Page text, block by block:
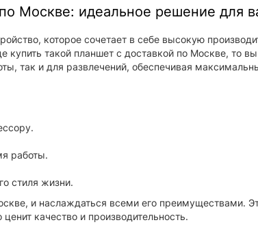
Москве: идеальное решение для
которое сочетает в себе высокую
такой планшет с доставкой по Москве, то
так и для развлечений, обеспечивая
работы.
стиля жизни.
и наслаждаться всеми его преимуществами.
качество и производительность.